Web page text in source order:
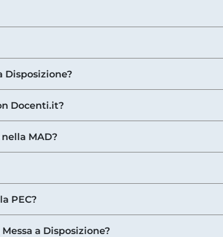
Disposizione?
Docenti.it?
MAD?
PEC?
a Disposizione?